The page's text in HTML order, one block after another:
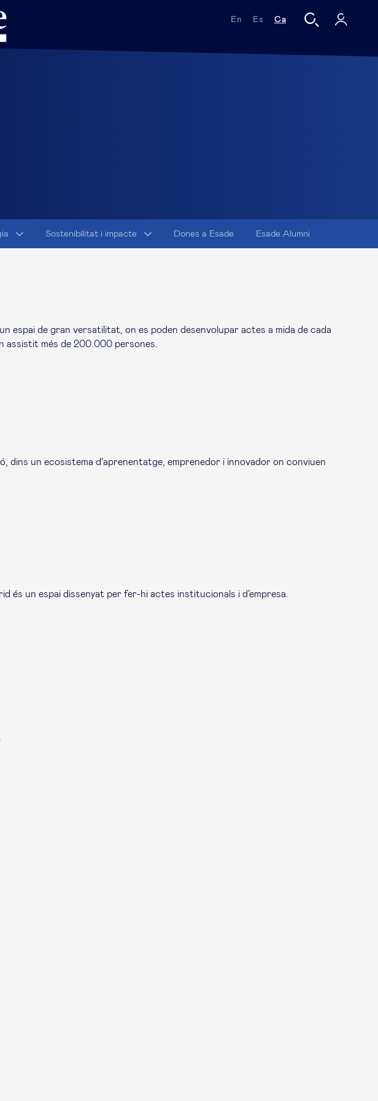
En Es Ca
Sostenibilitat i impacte Dones a Esade Esade Alumni
espai de gran versatilitat, on es poden desenvolupar actes a mida de cada
assistit més de 200.000 persones.
dins un ecosistema d’aprenentatge, emprenedor i innovador on conviuen
és un espai dissenyat per fer-hi actes institucionals i d’empresa.